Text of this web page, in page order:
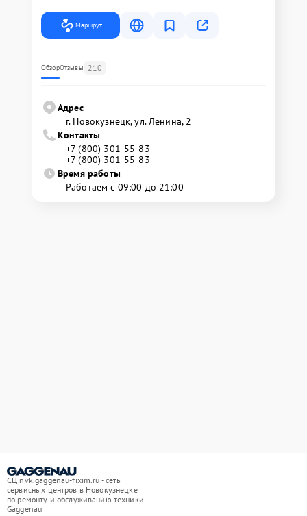
Маршрут
ОбзорОтзывы 210
Адрес
г. Новокузнецк, ул. Ленина, 2
Контакты
+7 (800) 301-55-83
+7 (800) 301-55-83
Время работы
Работаем с 09:00 до 21:00
СЦ nvk.gaggenau-fixim.ru - сеть
сервисных центров в Новокузнецке
по ремонту и обслуживанию техники
Gaggenau